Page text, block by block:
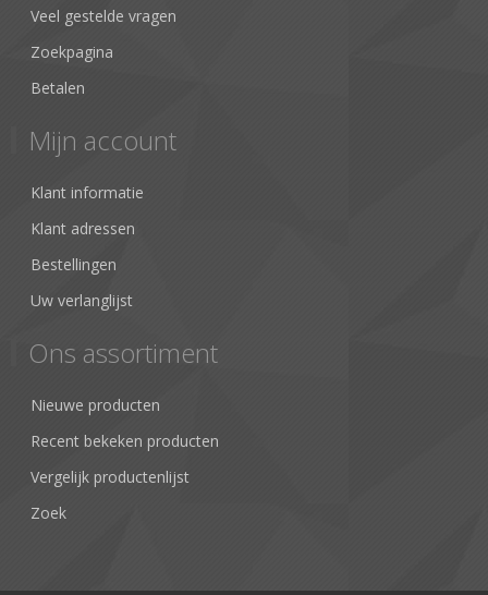
Veel gestelde vragen
Zoekpagina
Betalen
Mijn account
Klant informatie
Klant adressen
Bestellingen
Uw verlanglijst
Ons assortiment
Nieuwe producten
Recent bekeken producten
Vergelijk productenlijst
Zoek